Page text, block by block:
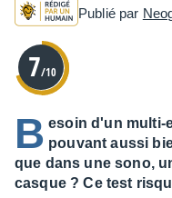
Publié par
7/10
B esoin d'un multi-
pouvant aussi
que dans une sono,
casque ? Ce test